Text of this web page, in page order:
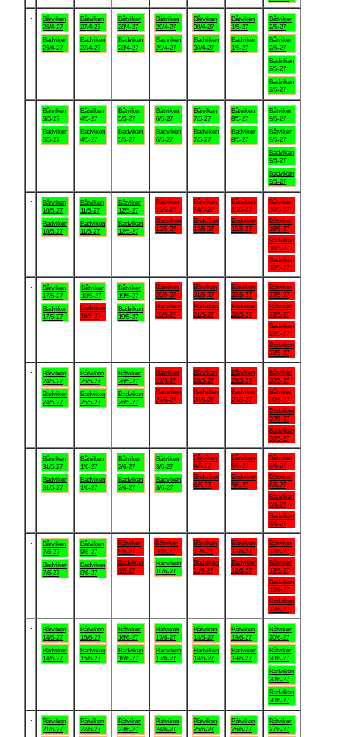
Båtviken
26/4-27
Badviken
26/4-27
Båtviken
27/4-27
Badviken
27/4-27
Båtviken
28/4-27
Badviken
28/4-27
Båtviken
29/4-27
Badviken
29/4-27
Båtviken
30/4-27
Badviken
30/4-27
Båtviken
1/5-27
Badviken
1/5-27
Båtviken
2/5-27
Båtviken
2/5-27
Badviken
2/5-27
Badviken
2/5-27
Båtviken
3/5-27
Badviken
3/5-27
Båtviken
4/5-27
Badviken
4/5-27
Båtviken
5/5-27
Badviken
5/5-27
Båtviken
6/5-27
Badviken
6/5-27
Båtviken
7/5-27
Badviken
7/5-27
Båtviken
8/5-27
Badviken
8/5-27
Båtviken
9/5-27
Båtviken
9/5-27
Badviken
9/5-27
Badviken
9/5-27
Båtviken
10/5-27
Badviken
10/5-27
Båtviken
11/5-27
Badviken
11/5-27
Båtviken
12/5-27
Badviken
12/5-27
Båtviken
13/5-27
Badviken
13/5-27
Båtviken
14/5-27
Badviken
14/5-27
Båtviken
15/5-27
Badviken
15/5-27
Båtviken
16/5-27
Båtviken
16/5-27
Badviken
16/5-27
Badviken
16/5-27
Båtviken
17/5-27
Badviken
17/5-27
Båtviken
18/5-27
Badviken
18/5-27
Båtviken
19/5-27
Badviken
19/5-27
Båtviken
20/5-27
Badviken
20/5-27
Båtviken
21/5-27
Badviken
21/5-27
Båtviken
22/5-27
Badviken
22/5-27
Båtviken
23/5-27
Båtviken
23/5-27
Badviken
23/5-27
Badviken
23/5-27
Båtviken
24/5-27
Badviken
24/5-27
Båtviken
25/5-27
Badviken
25/5-27
Båtviken
26/5-27
Badviken
26/5-27
Båtviken
27/5-27
Badviken
27/5-27
Båtviken
28/5-27
Badviken
28/5-27
Båtviken
29/5-27
Badviken
29/5-27
Båtviken
30/5-27
Båtviken
30/5-27
Badviken
30/5-27
Badviken
30/5-27
Båtviken
31/5-27
Badviken
31/5-27
Båtviken
1/6-27
Badviken
1/6-27
Båtviken
2/6-27
Badviken
2/6-27
Båtviken
3/6-27
Badviken
3/6-27
Båtviken
4/6-27
Badviken
4/6-27
Båtviken
5/6-27
Badviken
5/6-27
Båtviken
6/6-27
Båtviken
6/6-27
Badviken
6/6-27
Badviken
6/6-27
Båtviken
7/6-27
Badviken
7/6-27
Båtviken
8/6-27
Badviken
8/6-27
Båtviken
9/6-27
Badviken
9/6-27
Båtviken
10/6-27
Badviken
10/6-27
Båtviken
11/6-27
Badviken
11/6-27
Båtviken
12/6-27
Badviken
12/6-27
Båtviken
13/6-27
Båtviken
13/6-27
Badviken
13/6-27
Badviken
13/6-27
Båtviken
14/6-27
Badviken
14/6-27
Båtviken
15/6-27
Badviken
15/6-27
Båtviken
16/6-27
Badviken
16/6-27
Båtviken
17/6-27
Badviken
17/6-27
Båtviken
18/6-27
Badviken
18/6-27
Båtviken
19/6-27
Badviken
19/6-27
Båtviken
20/6-27
Båtviken
20/6-27
Badviken
20/6-27
Badviken
20/6-27
Båtviken
21/6-27
Båtviken
22/6-27
Båtviken
23/6-27
Båtviken
24/6-27
Båtviken
25/6-27
Båtviken
26/6-27
Båtviken
27/6-27